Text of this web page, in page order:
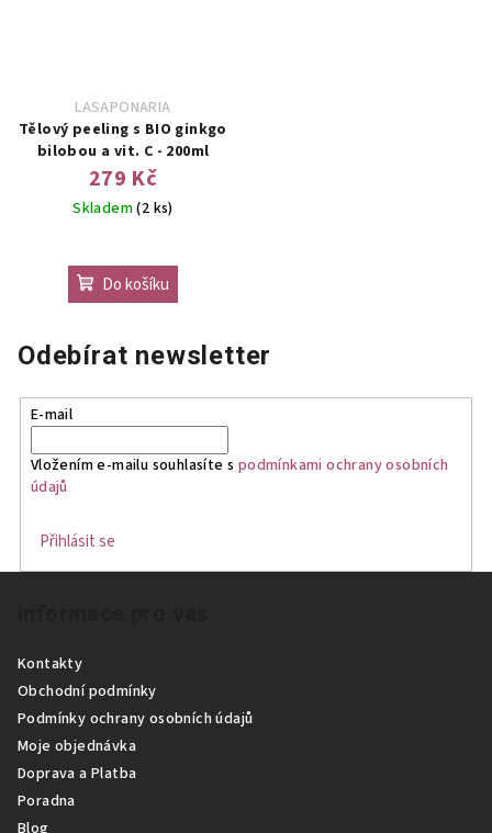
LASAPONARIA
Tělový peeling s BIO ginkgo
bilobou a vit. C - 200ml
279 Kč
Skladem(2 ks)
Do košíku
Odebírat newsletter
E-mail
Vložením e-mailu souhlasíte s podmínkami ochrany osobních
údajů
Přihlásit se
Kontakty
Obchodní podmínky
Podmínky ochrany osobních údajů
Moje objednávka
Doprava a Platba
Poradna